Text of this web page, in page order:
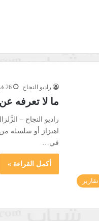
تقارير
راديو النجاح 26 فبراير، 2023
ما لا تعرفه
راديو النجاح –
اهتزاز أو سلسلة من
في…
أكمل القراءة »